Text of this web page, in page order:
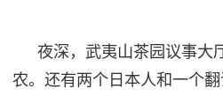
夜深，武夷山茶园议事大
农。还有两个日本人和一个翻